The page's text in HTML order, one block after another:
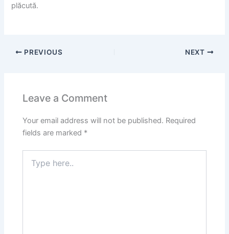
plăcută.
PREVIOUS NEXT
Leave a Comment
Your email address will not be published. Required
fields are marked *
here..